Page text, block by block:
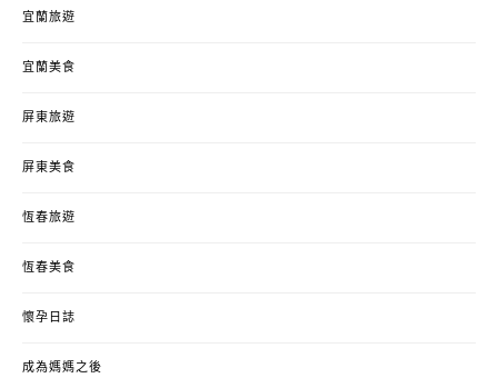
宜蘭旅遊
宜蘭美食
屏東旅遊
屏東美食
恆春旅遊
恆春美食
懷孕日誌
成為媽媽之後